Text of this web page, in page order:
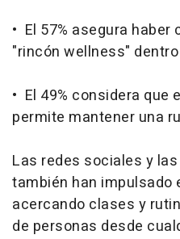
• El 57% asegura haber
"rincón wellness"
• El 49% considera que
permite mantener una
Las redes sociales y
también han impulsado
acercando clases y
de personas desde